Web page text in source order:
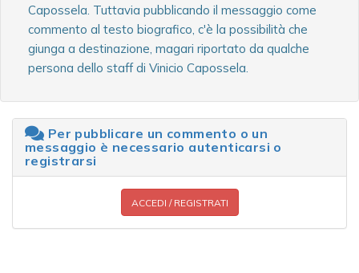
Capossela. Tuttavia pubblicando il messaggio come
commento al testo biografico, c'è la possibilità che
giunga a destinazione, magari riportato da qualche
persona dello staff di Vinicio Capossela.
Per pubblicare un commento o un
messaggio è necessario autenticarsi o
registrarsi
ACCEDI / REGISTRATI